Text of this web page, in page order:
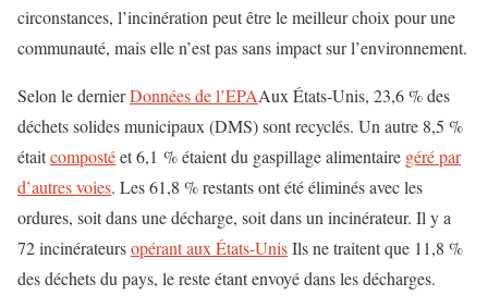
circonstances, l’incinération peut être le meilleur choix pour une
communauté, mais elle n’est pas sans impact sur l’environnement.
Selon le dernierDonnées de l’EPAAux États-Unis, 23,6 % des
déchets solides municipaux (DMS) sont recyclés. Un autre 8,5 %
étaitcompostéet 6,1 % étaient du gaspillage alimentaire géré par
d’autres voies. Les 61,8 % restants ont été éliminés avec les
ordures, soit dans une décharge, soit dans un incinérateur. Il y a
72 incinérateursopérant aux États-UnisIls ne traitent que 11,8 %
des déchets du pays, le reste étant envoyé dans les décharges.